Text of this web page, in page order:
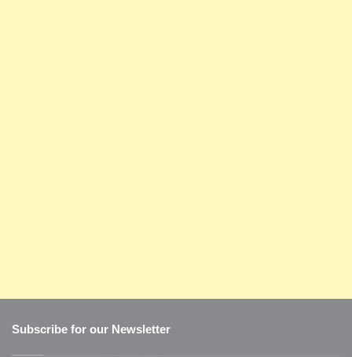
Subscribe for our Newsletter